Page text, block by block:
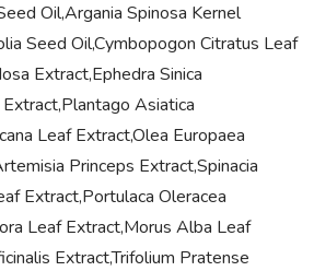
Oil,Argania Spinosa Kernel
Seed Oil,Cymbopogon Citratus Leaf
Extract,Ephedra Sinica
Asiatica
Leaf Extract,Olea Europaea
Princeps Extract,Spinacia
Extract,Portulaca Oleracea
Leaf Extract,Morus Alba Leaf
Extract,Trifolium Pratense